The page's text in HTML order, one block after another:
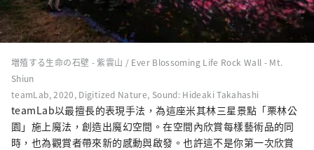
増殖する生命の石壁 - 紫雲山 / Ever Blossoming Life Rock Wall - Mt.
Shiun
teamLab, 2020, Digitized Nature, Sound: Hideaki Takahashi
teamLab以最擅長的表現手法，為這座米其林三星景點「栗林公
園」施上魔法，創造出魔幻空間。在空間內欣賞每樣藝術品的同
時，也為觀賞者帶來新的感動與啟發。也許這不是你第一次欣賞